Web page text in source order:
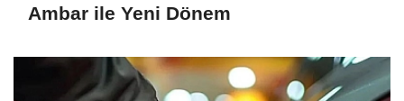
Ambar ile Yeni Dönem